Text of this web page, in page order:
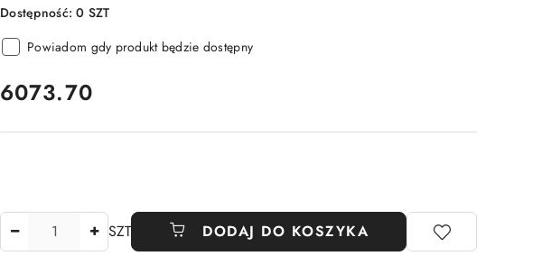
Dostępność:0 SZT
Powiadom gdy produkt będzie dostępny
cena:
6073.70
SZT DODAJ DO KOSZYKA